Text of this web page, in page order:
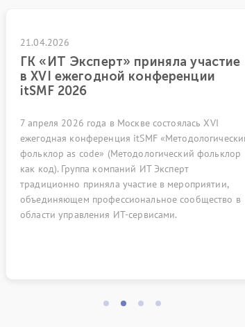
Эксперт» приняла участие
ежегодной конференции
2026
2026 года в Москве состоялась XVI
конференция itSMF «Методологический
as code» (Методологический фольклор
Группа компаний ИТ Эксперт
приняла участие в мероприятии,
профессиональное сообщество в
управления ИТ-сервисами.